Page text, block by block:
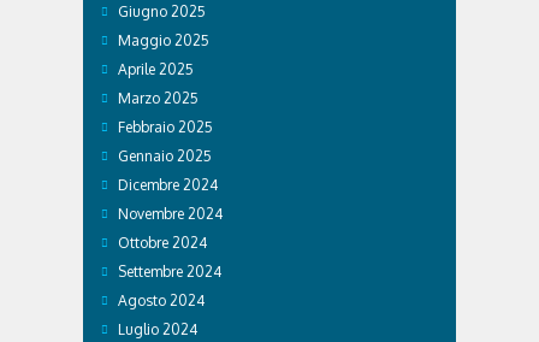
Giugno 2025
Maggio 2025
Aprile 2025
Marzo 2025
Febbraio 2025
Gennaio 2025
Dicembre 2024
Novembre 2024
Ottobre 2024
Settembre 2024
Agosto 2024
Luglio 2024